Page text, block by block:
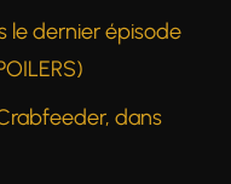
le dernier épisode
dans